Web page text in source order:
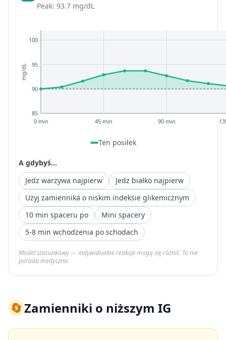
Peak: 93.7 mg/dL
85
90
95
100
0 min 45 min 90 min
mg/dL
Ten posiłek
A gdybyś...
Jedz warzywa najpierw
Jedz białko najpierw
Użyj zamiennika o niskim indeksie glikemicznym
10 min spaceru po
Mini spacery
5-8 min wchodzenia po schodach
Model szacunkowy — indywidualne reakcje mogą się różnić. To nie
porada medyczna.
🔄Zamienniki o niższym IG